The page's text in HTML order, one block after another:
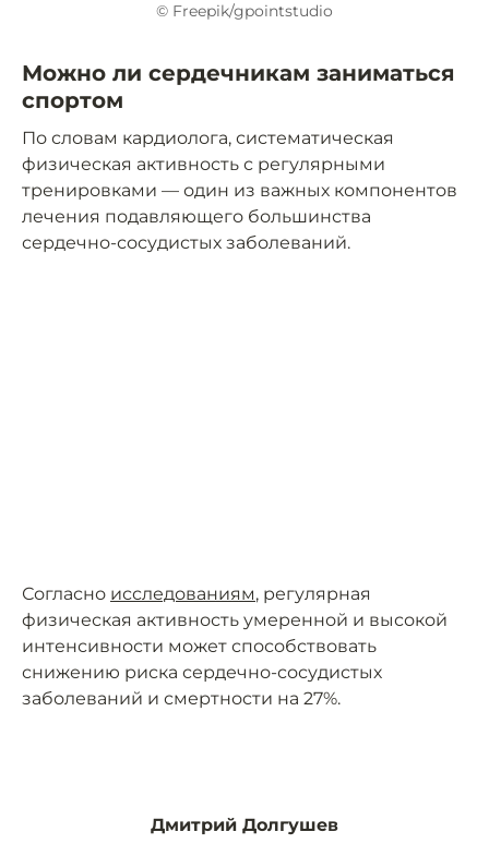
© Freepik/gpointstudio
Можно ли сердечникам заниматься
спортом
По словам кардиолога, систематическая
физическая активность с регулярными
тренировками — один из важных компонентов
лечения подавляющего большинства
сердечно-сосудистых заболеваний.
Согласно исследованиям, регулярная
физическая активность умеренной и высокой
интенсивности может способствовать
снижению риска сердечно-сосудистых
заболеваний и смертности на 27%.
Дмитрий Долгушев